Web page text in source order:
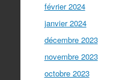
février 2024
janvier 2024
décembre 2023
novembre 2023
octobre 2023